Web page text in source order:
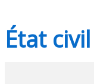
État civil